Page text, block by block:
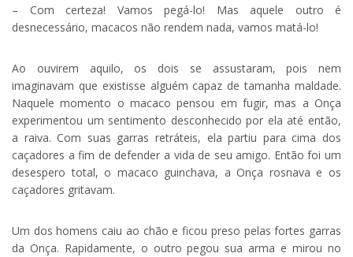
– Com certeza! Vamos pegá-lo! Mas aquele outro é
desnecessário, macacos não rendem nada, vamos matá-lo!
Ao ouvirem aquilo, os dois se assustaram, pois nem
imaginavam que existisse alguém capaz de tamanha maldade.
Naquele momento o macaco pensou em fugir, mas a Onça
experimentou um sentimento desconhecido por ela até então,
a raiva. Com suas garras retráteis, ela partiu para cima dos
caçadores a fim de defender a vida de seu amigo. Então foi um
desespero total, o macaco guinchava, a Onça rosnava e os
caçadores gritavam.
Um dos homens caiu ao chão e ficou preso pelas fortes garras
da Onça. Rapidamente, o outro pegou sua arma e mirou no